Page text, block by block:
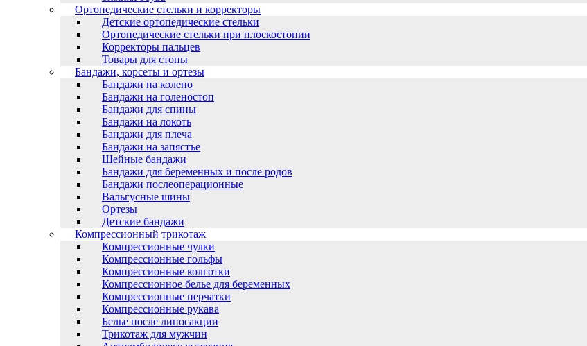
Ортопедические стельки и корректоры
Детские ортопедические стельки
Ортопедические стельки при плоскостопии
Корректоры пальцев
Товары для стопы
Бандажи, корсеты и ортезы
Бандажи на колено
Бандажи на голеностоп
Бандажи для спины
Бандажи на локоть
Бандажи для плеча
Бандажи на запястъе
Шейные бандажи
Бандажи для беременных и после родов
Бандажи послеоперационные
Вальгусные шины
Ортезы
Детские бандажи
Компрессионный трикотаж
Компрессионные чулки
Компрессионные гольфы
Компрессионные колготки
Компрессионное белье для беременных
Компрессионные перчатки
Компрессионные рукава
Белье после липосакции
Трикотаж для мужчин